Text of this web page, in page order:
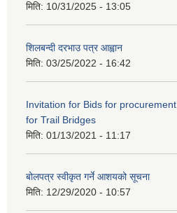
मिति: 10/31/2025 - 13:05
शिलबन्दी दरभाउ पत्र आह्वान
मिति: 03/25/2022 - 16:42
Invitation for Bids for
for Trail Bridges
मिति: 01/13/2021 - 11:17
बोलपत्र स्वीकृत गर्ने आशयको सूचना
मिति: 12/29/2020 - 10:57